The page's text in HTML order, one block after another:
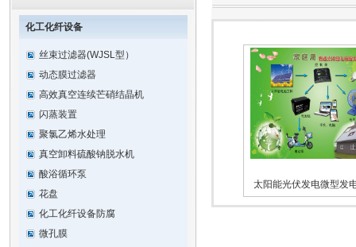
化工化纤设备
丝束过滤器(WJSL型）
动态膜过滤器
高效真空连续芒硝结晶机
闪蒸装置
聚氯乙烯水处理
真空卸料硫酸钠脱水机
酸浴循环泵
花盘
化工化纤设备防腐
微孔膜
太阳能光伏发电微型发